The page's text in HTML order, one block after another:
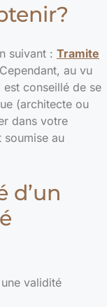
suivant : Tramite
Cependant, au vu
conseillé de se
(architecte ou
dans votre
soumise au
d’un
validité